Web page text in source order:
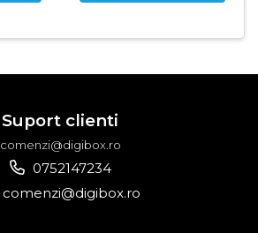
Suport clienti
comenzi@digibox.ro
0752147234
comenzi@digibox.ro